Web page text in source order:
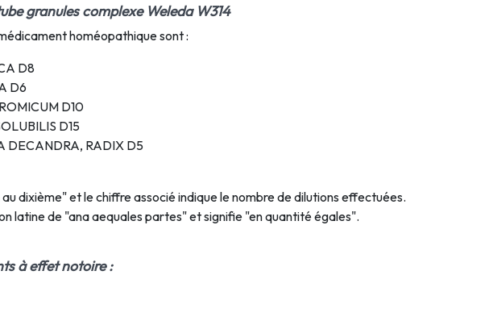
granules complexe Weleda W314
homéopathique sont :
D8
D6
D10
D15
DECANDRA, RADIX D5
dixième" et le chiffre associé indique le nombre de dilutions effectuées.
latine de "ana aequales partes" et signifie "en quantité égales".
à effet notoire :